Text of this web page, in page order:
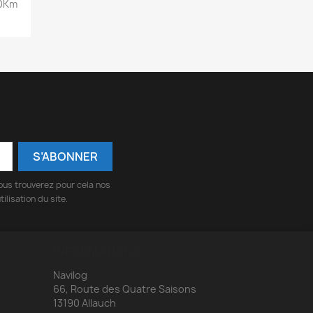
trouverez pour cela nos
du site.
Navilog
66, Route des Quatre Saisons
13190 Allauch